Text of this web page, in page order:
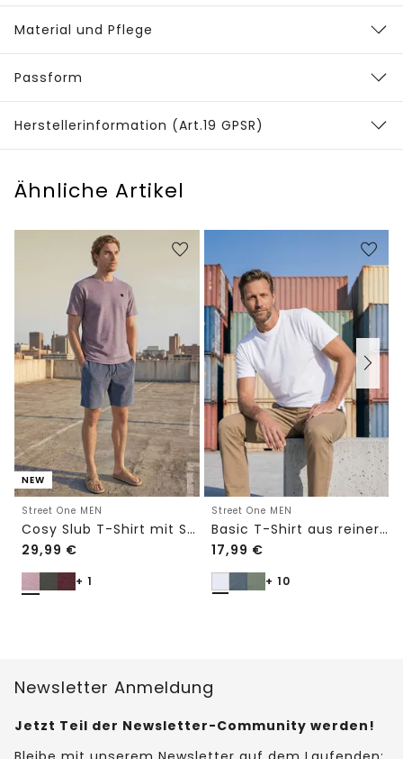
Material und Pflege
Passform
Herstellerinformation (Art.19 GPSR)
Ähnliche Artikel
NEW
Street One MEN
Cosy Slub T-Shirt mit Struktur
29,99 €
+ 1
Street One MEN
Basic T-Shirt aus reiner Baumwolle
17,99 €
+ 10
Newsletter Anmeldung
Jetzt Teil der Newsletter-Community werden!